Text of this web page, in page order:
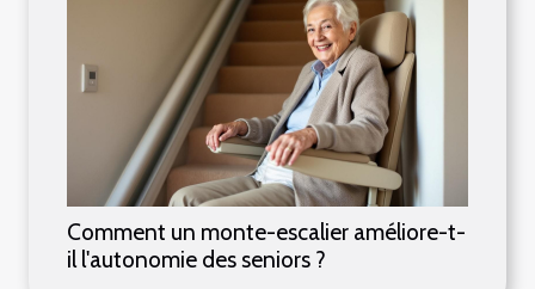
Comment un monte-escalier améliore-t-
il l'autonomie des seniors ?